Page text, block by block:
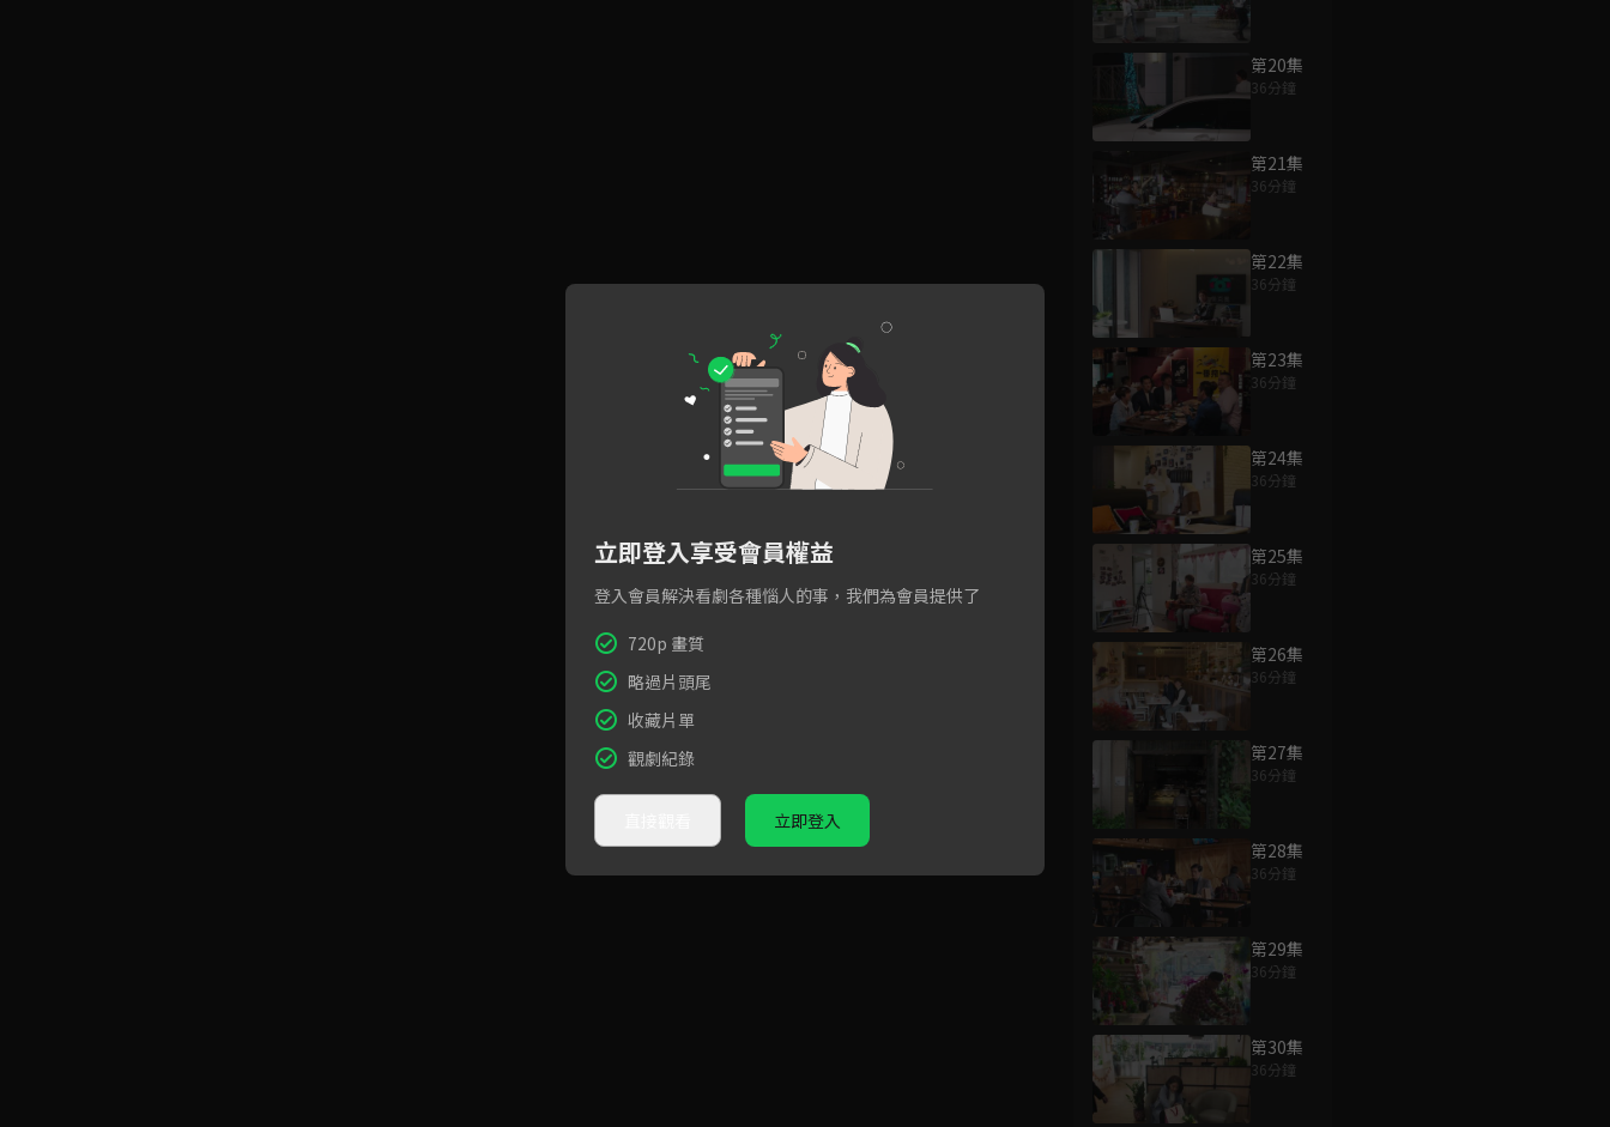
第20集
36分鐘
第21集
36分鐘
第22集
36分鐘
第23集
36分鐘
第24集
36分鐘
第25集
36分鐘
第26集
36分鐘
第27集
36分鐘
第28集
36分鐘
第29集
36分鐘
第30集
36分鐘
立即登入享受會員權益
登入會員解決看劇各種惱人的事，我們為會員提供了
720p 畫質
略過片頭尾
收藏片單
觀劇紀錄
立即登入